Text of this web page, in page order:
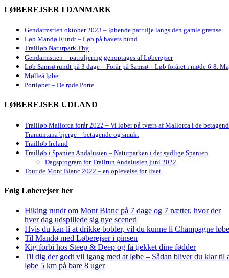
LØBEREJSER I DANMARK
Gendarmstien oktober 2023 – løbende patrulje langs den gamle grænse
Løb Mandø Rundt – Løb på havets bund
Trailløb Naturpark Thy
Gendarmstien – patruljering genoptages af Løberejser
Løb Samsø rundt på 3 dage – Forår på Samsø – Løb foråret i møde 6-8.
Mølleå løbet
Portløbet – De røde Porte
LØBEREJSER UDLAND
Trailløb Mallorca forår 2022 – Vi løber på tværs af Mallorca i de
Tramuntana bjerge – betagende og smukt
Trailløb Ireland
Trailløb i Spanien Andalusien – Naturparken i det sydlige Spanien
Dagsprogram for Trailrun Andalusien juni 2022
Tour de Mont Blanc 2022 – en oplevelse for livet
Følg Løberejser her
Hiking rundt om Mont Blanc på 7 dage og 7 nætter, hvor der
hver dag udspillede sig nye sceneri
Hvis du kan li at drikke bobler, vil du kunne li Champagne
Til Mandø med Løberejser i pinsen
Kig forbi hos Steep & Deep og få tjekket dine fødder
Til dig der godt vil igang med at løbe – Sådan bliver du klar til
løbe 5 km på bare 8 uger